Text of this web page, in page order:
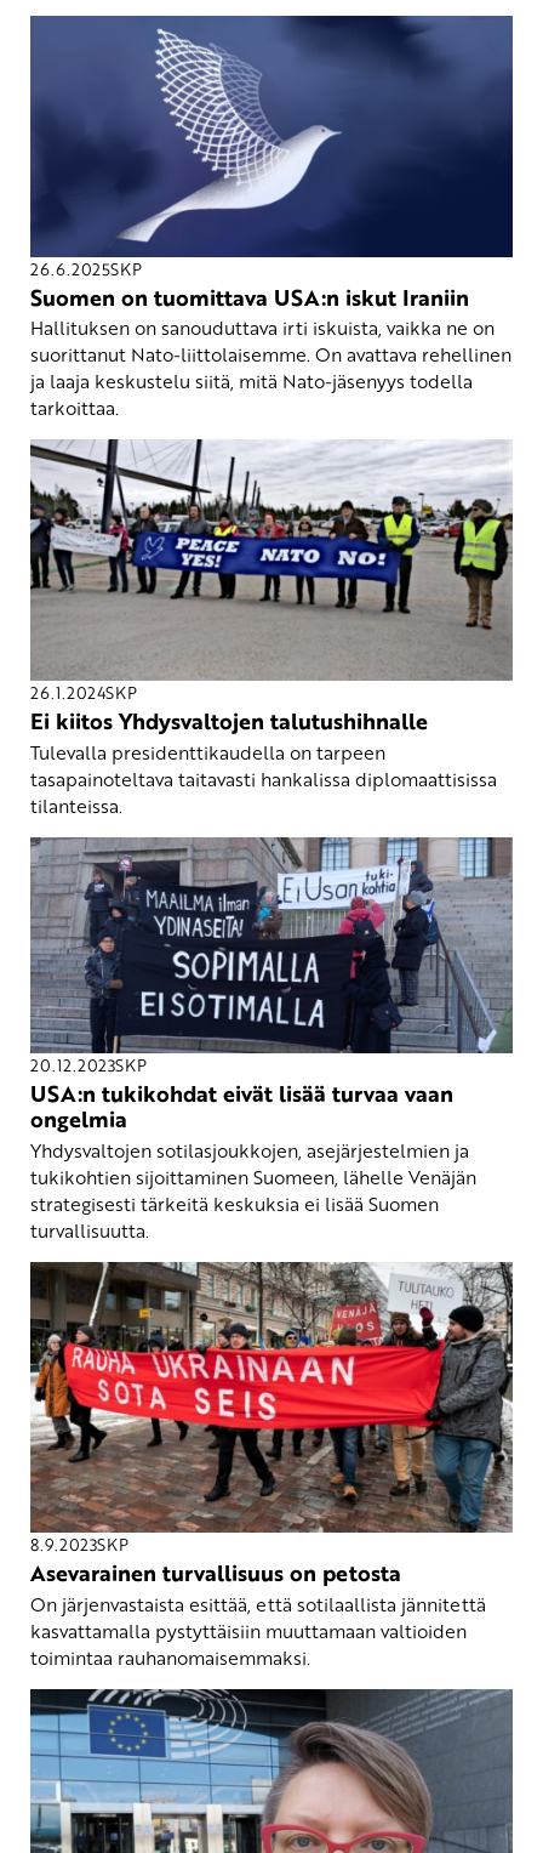
26.6.2025SKP
Suomen on tuomittava USA:n iskut Iraniin
Hallituksen on sanouduttava irti iskuista, vaikka ne on
suorittanut Nato-liittolaisemme. On avattava rehellinen
ja laaja keskustelu siitä, mitä Nato-jäsenyys todella
tarkoittaa.
26.1.2024SKP
Ei kiitos Yhdysvaltojen talutushihnalle
Tulevalla presidenttikaudella on tarpeen
tasapainoteltava taitavasti hankalissa diplomaattisissa
tilanteissa.
20.12.2023SKP
USA:n tukikohdat eivät lisää turvaa vaan
ongelmia
Yhdysvaltojen sotilasjoukkojen, asejärjestelmien ja
tukikohtien sijoittaminen Suomeen, lähelle Venäjän
strategisesti tärkeitä keskuksia ei lisää Suomen
turvallisuutta.
8.9.2023SKP
Asevarainen turvallisuus on petosta
On järjenvastaista esittää, että sotilaallista jännitettä
kasvattamalla pystyttäisiin muuttamaan valtioiden
toimintaa rauhanomaisemmaksi.